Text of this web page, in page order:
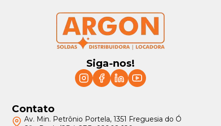
Siga-nos!
Contato
Av. Min. Petrônio Portela, 1351 Freguesia do Ó